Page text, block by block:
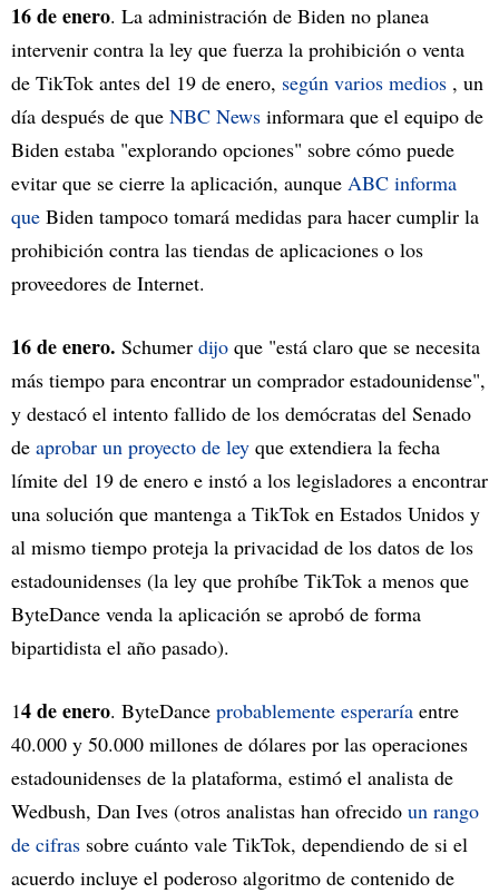
16 de enero. La administración de Biden no planea
intervenir contra la ley que fuerza la prohibición o venta
de TikTok antes del 19 de enero, según varios medios , un
día después de que NBC News informara que el equipo de
Biden estaba "explorando opciones" sobre cómo puede
evitar que se cierre la aplicación, aunque ABC informa
que Biden tampoco tomará medidas para hacer cumplir la
prohibición contra las tiendas de aplicaciones o los
proveedores de Internet.
16 de enero. Schumer dijo que "está claro que se necesita
más tiempo para encontrar un comprador estadounidense",
y destacó el intento fallido de los demócratas del Senado
de aprobar un proyecto de ley que extendiera la fecha
límite del 19 de enero e instó a los legisladores a encontrar
una solución que mantenga a TikTok en Estados Unidos y
al mismo tiempo proteja la privacidad de los datos de los
estadounidenses (la ley que prohíbe TikTok a menos que
ByteDance venda la aplicación se aprobó de forma
bipartidista el año pasado).
14 de enero. ByteDance probablemente esperaría entre
40.000 y 50.000 millones de dólares por las operaciones
estadounidenses de la plataforma, estimó el analista de
Wedbush, Dan Ives (otros analistas han ofrecido un rango
de cifras sobre cuánto vale TikTok, dependiendo de si el
acuerdo incluye el poderoso algoritmo de contenido de